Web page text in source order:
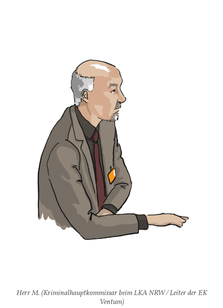
Herr M. (Kriminalhauptkommissar beim LKA NRW / Leiter der EK
Ventum)